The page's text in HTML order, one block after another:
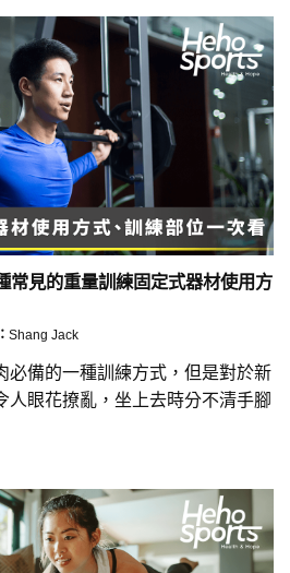
見的重量訓練固定式器材使用方
Shang Jack
必備的一種訓練方式，但是對於新
人眼花撩亂，坐上去時分不清手腳